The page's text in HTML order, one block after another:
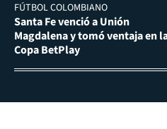
FÚTBOL COLOMBIANO
Santa Fe venció a Unión
Magdalena y tomó ventaja en
Copa BetPlay